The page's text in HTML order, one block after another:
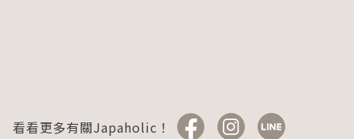
看看更多有關Japaholic！